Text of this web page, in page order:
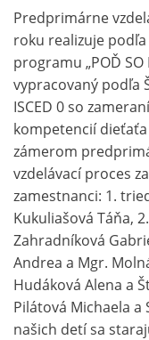
Predprimárne
roku realizuje
programu „POĎ SO
vypracovaný podľa
ISCED 0 so
kompetencií
zámerom
vzdelávací proces
zamestnanci: 1.
Kukuliašová Táňa,
Zahradníková
Andrea a Mgr.
Hudáková Alena a
Pilátová Michaela a
našich detí sa